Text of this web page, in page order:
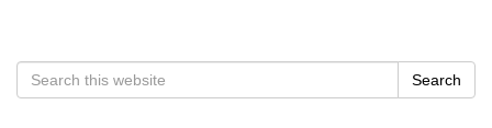
Search